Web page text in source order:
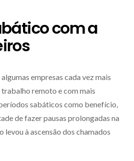
com a
empresas cada vez mais
remoto e com mais
sabáticos como benefício,
de fazer pausas prolongadas na
levou à ascensão dos chamados